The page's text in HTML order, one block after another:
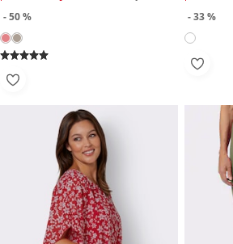
- 50 % - 33 %